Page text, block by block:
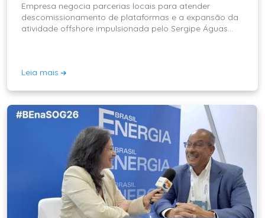
Empresa negocia parcerias locais para atender
descomissionamento de plataformas e a expansão da
atividade offshore impulsionada pelo Sergipe Águas
Leia mais